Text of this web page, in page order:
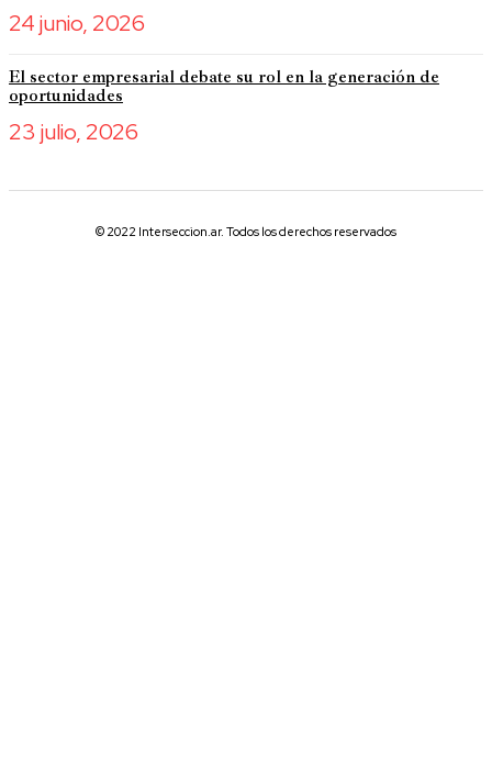
24 junio, 2026
El sector empresarial debate su rol en la generación de
oportunidades
23 julio, 2026
© 2022 Interseccion.ar. Todos los derechos reservados